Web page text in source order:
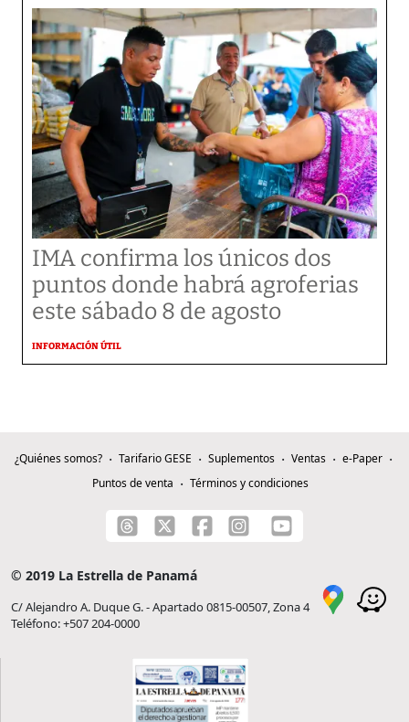
IMA confirma los únicos dos
puntos donde habrá agroferias
este sábado 8 de agosto
INFORMACIÓN ÚTIL
¿Quiénes somos? Tarifario GESE Suplementos Ventas
e-Paper
Puntos de venta
Términos y condiciones
© 2019 La Estrella de Panamá
C/ Alejandro A. Duque G. - Apartado 0815-00507, Zona 4
Teléfono: +507 204-0000